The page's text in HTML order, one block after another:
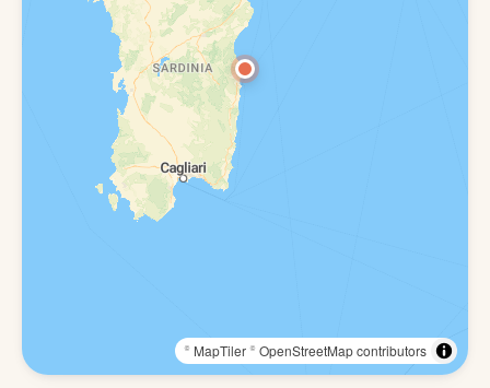
© MapTiler© OpenStreetMap contributors